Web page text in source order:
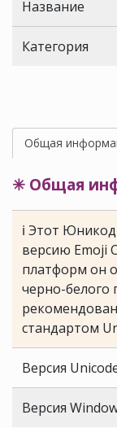
Название
Категория
Общая
✳ Общая
ℹ Этот
версию Emoji
платформ он
черно-белого
стандартом
Версия
Версия